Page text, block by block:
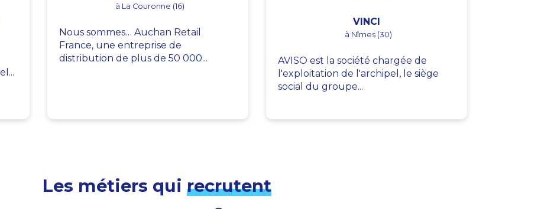
à La Couronne (16)
Nous sommes… Auchan Retail
France, une entreprise de
distribution de plus de 50 000...
VINCI
à Nîmes (30)
AVISO est la société chargée de
l'exploitation de l'archipel, le siège
social du groupe...
Les métiers qui recrutent